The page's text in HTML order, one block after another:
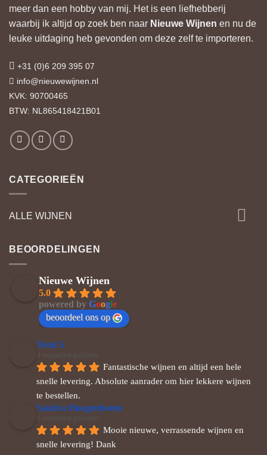
meer dan een hobby van mij. Het is een liefhebberij
waarbij ik altijd op zoek ben naar Nieuwe Wijnen en nu de
leuke uitdaging heb gevonden om deze zelf te importeren.
+31 (0)6 209 395 07
info@nieuwewijnen.nl
KVK: 90700465
BTW: NL865418421B01
CATEGORIEËN
ALLE WIJNEN
BEOORDELINGEN
Nieuwe Wijnen
5.0
powered by Google
beoordeel ons op
Yemi S
4 maanden geleden
Fantastische wijnen en altijd een hele
snelle levering. Absolute aanrader om hier lekkere wijnen
te bestellen.
Sandra Hoogenboom
6 maanden geleden
Mooie nieuwe, verrassende wijnen en
snelle levering! Dank